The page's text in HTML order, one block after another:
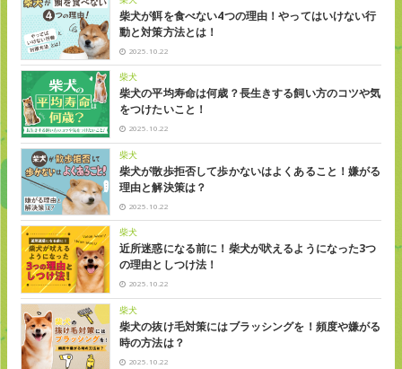
柴犬が餌を食べない4つの理由！やってはいけない行
動と対策方法とは！
2025.10.22
柴犬
柴犬の平均寿命は何歳？長生きする飼い方のコツや気
をつけたいこと！
2025.10.22
柴犬
柴犬が散歩拒否して歩かないはよくあること！嫌がる
理由と解決策は？
2025.10.22
柴犬
近所迷惑になる前に！柴犬が吠えるようになった3つ
の理由としつけ法！
2025.10.22
柴犬
柴犬の抜け毛対策にはブラッシングを！頻度や嫌がる
時の方法は？
2025.10.22